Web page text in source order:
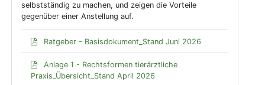
selbstständig zu machen, und zeigen die Vorteile
gegenüber einer Anstellung auf.
Ratgeber - Basisdokument_Stand Juni 2026
Anlage 1 - Rechtsformen tierärztliche
Praxis_Übersicht_Stand April 2026